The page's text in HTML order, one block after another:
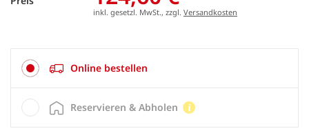
inkl. gesetzl. MwSt., zzgl. Versandkosten
Online bestellen
Reservieren & Abholen